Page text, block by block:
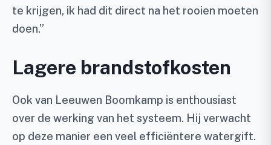
te krijgen, ik had dit direct na het rooien moeten
doen.”
Lagere brandstofkosten
Ook van Leeuwen Boomkamp is enthousiast
over de werking van het systeem. Hij verwacht
op deze manier een veel efficiëntere watergift.